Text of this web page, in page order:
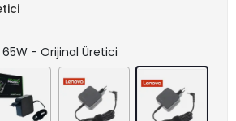
- Orijinal Üretici